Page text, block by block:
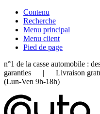
Contenu
Recherche
Menu principal
Menu client
Pied de page
n°1 de la casse automobile :
garanties | Livraison
(Lun-Ven 9h-18h)